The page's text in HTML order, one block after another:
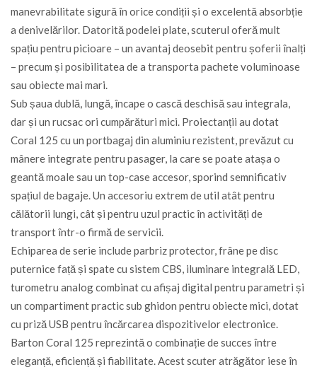
manevrabilitate sigură în orice condiții și o excelentă absorbție
a denivelărilor. Datorită podelei plate, scuterul oferă mult
spațiu pentru picioare – un avantaj deosebit pentru șoferii înalți
– precum și posibilitatea de a transporta pachete voluminoase
sau obiecte mai mari.
Sub șaua dublă, lungă, încape o cască deschisă sau integrala,
dar și un rucsac ori cumpărături mici. Proiectanții au dotat
Coral 125 cu un portbagaj din aluminiu rezistent, prevăzut cu
mânere integrate pentru pasager, la care se poate atașa o
geantă moale sau un top-case accesor, sporind semnificativ
spațiul de bagaje. Un accesoriu extrem de util atât pentru
călătorii lungi, cât și pentru uzul practic în activități de
transport într-o firmă de servicii.
Echiparea de serie include parbriz protector, frâne pe disc
puternice față și spate cu sistem CBS, iluminare integrală LED,
turometru analog combinat cu afișaj digital pentru parametri și
un compartiment practic sub ghidon pentru obiecte mici, dotat
cu priză USB pentru încărcarea dispozitivelor electronice.
Barton Coral 125 reprezintă o combinație de succes între
eleganță, eficiență și fiabilitate. Acest scuter atrăgător iese în